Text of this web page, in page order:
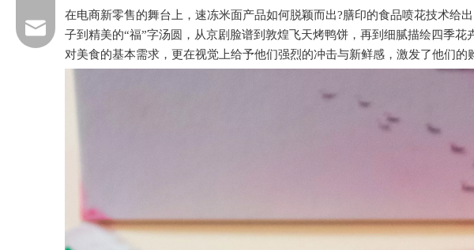
在电商新零售的舞台上，速冻米面产品如何脱颖而出?膳印的食品喷花技术给
子到精美的“福”字汤圆，从京剧脸谱到敦煌飞天烤鸭饼，再到细腻描绘四季
对美食的基本需求，更在视觉上给予他们强烈的冲击与新鲜感，激发了他们的
service@foodarttech.com